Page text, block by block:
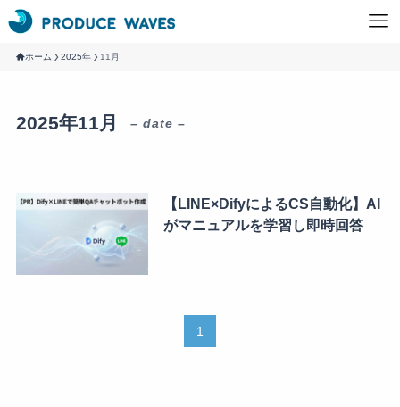
ホーム 2025年 11月
2025年11月 – date –
【LINE×DifyによるCS自動化】AI
がマニュアルを学習し即時回答
1